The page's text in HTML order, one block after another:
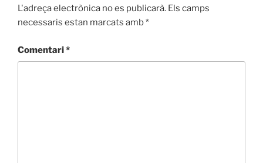
L'adreça electrònica no es publicarà. Els camps
necessaris estan marcats amb*
Comentari*